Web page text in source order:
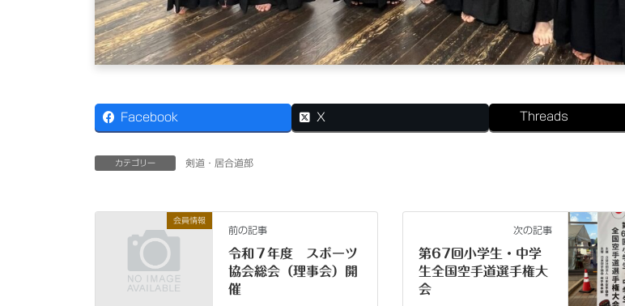
Facebook X Threads
カテゴリー 剣道・居合道部
会員情報
前の記事
令和７年度 スポーツ
協会総会（理事会）開
催
次の記事
第67回小学生・中学
生全国空手道選手権大
会